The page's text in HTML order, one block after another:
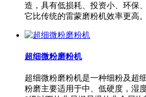
造，具有低损耗、投资小、环保
它比传统的雷蒙磨粉机效率更高。
超细微粉磨粉机
超细微粉磨粉机是一种细粉及超
粉磨主要适用于中、低硬度，湿